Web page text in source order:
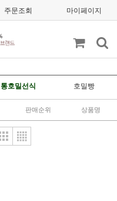
주문조회 마이페이지
통호밀선식 호밀빵
판매순위 상품명